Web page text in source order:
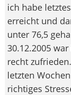
ich habe
erreicht und
unter 76,5
30.12.2005
recht
letzten
richtiges